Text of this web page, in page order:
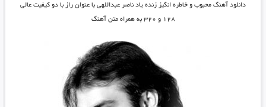
دانلود آهنگ محبوب و خاطره انگیز زنده یاد ناصر عبداللهی با عنوانراز با دو کیفیت عالی
۱۲۸ و ۳۲۰ به همراه متن آهنگ